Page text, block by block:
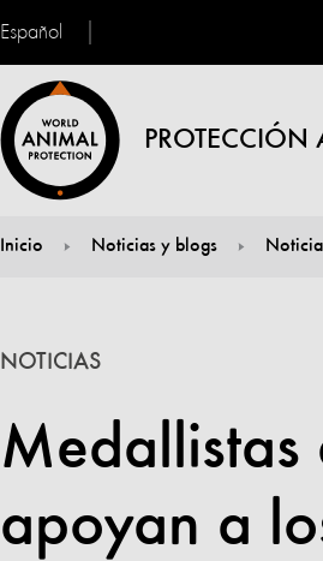
Español
Inicio Noticias y blogs
apoyan a
NOTICIAS